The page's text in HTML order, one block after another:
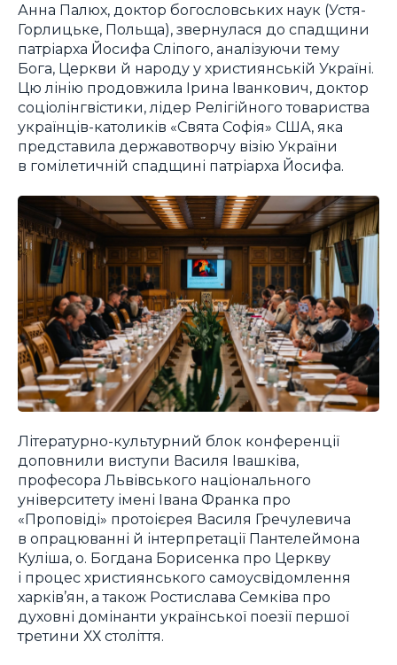
Анна Палюх, доктор богословських наук (Устя-
Горлицьке, Польща), звернулася до спадщини
патріарха Йосифа Сліпого, аналізуючи тему
Бога, Церкви й народу у християнській Україні.
Цю лінію продовжила Ірина Іванкович, доктор
соціолінгвістики, лідер Релігійного товариства
українців-католиків «Свята Софія» США, яка
представила державотворчу візію України
в гомілетичній спадщині патріарха Йосифа.
Літературно-культурний блок конференції
доповнили виступи Василя Івашківа,
професора Львівського національного
університету імені Івана Франка про
«Проповіді» протоієрея Василя Гречулевича
в опрацюванні й інтерпретації Пантелеймона
Куліша, о. Богдана Борисенка про Церкву
і процес християнського самоусвідомлення
харків’ян, а також Ростислава Семківа про
духовні домінанти української поезії першої
третини ХХ століття.